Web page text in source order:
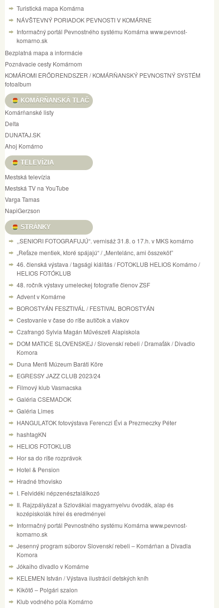
Turistická mapa Komárna
NÁVŠTEVNÝ PORIADOK PEVNOSTI V KOMÁRNE
Informačný portál Pevnostného systému Komárna www.pevnost-
komarno.sk
Bezplatná mapa a informácie
Poznávacie cesty Komárnom
KOMÁROMI ERŐDRENDSZER / KOMÁRŇANSKÝ PEVNOSTNÝ SYSTÉM
fotoalbum
KOMÁRŇANSKÁ TLAČ
Komárňanské listy
Delta
DUNATAJ.SK
Ahoj Komárno
TELEVÍZIA
Mestská televízia
Mestská TV na YouTube
Varga Tamas
NapiGerzson
STRÁNKY
,,SENIORI FOTOGRAFUJÚ“. vernisáž 31.8. o 17.h. v MKS komárno
„Reťaze mentiek, ktoré spájajú“ / „Mentelánc, ami összeköt”
46. členská výstava / tagsági kiálítás / FOTOKLUB HELIOS Komárno /
HELIOS FOTÓKLUB
48. ročník výstavy umeleckej fotografie členov ZSF
Advent v Komárne
BOROSTYÁN FESZTIVÁL / FESTIVAL BOROSTYÁN
Cestovanie v čase do ríše autíčok a vlakov
Czafrangó Sylvia Magán Művészeti Alapiskola
DOM MATICE SLOVENSKEJ / Slovenskí rebeli / Dramaťák / Divadlo
Komora
Duna Menti Múzeum Baráti Köre
EGRESSY JAZZ CLUB 2023/24
Filmový klub Vasmacska
Galéria CSEMADOK
Galéria Limes
HANGULATOK fotovýstava Ferenczi Évi a Prezmeczky Péter
hashtagKN
HELIOS FOTOKLUB
Hor sa do ríše rozprávok
Hotel & Pension
Hradné trhovisko
I. Felvidéki népzenésztalálkozó
II. Rajzpályázat a Szlovákiai magyarnyelvu óvodák, alap és
kozépiskolák hírei és eredményei
Informačný portál Pevnostného systému Komárna www.pevnost-
komarno.sk
Jesenný program súborov Slovenskí rebeli – Komárňan a Divadla
Komora
Jókaiho divadlo v Komárne
KELEMEN István / Výstava ilustrácií detských kníh
Kikötő – Polgári szalon
Klub vodného póla Komárno